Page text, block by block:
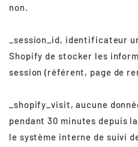
non.
_session_id, identificateur
Shopify de stocker les
session (référent, page de
_shopify_visit, aucune
pendant 30 minutes depuis
le système interne de suivi